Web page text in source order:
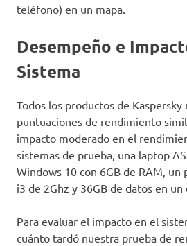
teléfono) en un mapa.
Desempeño e
Sistema
Todos los productos de
puntuaciones de rendimiento
impacto moderado en el
sistemas de prueba, una laptop
Windows 10 con 6GB de RAM, un
i3 de 2Ghz y 36GB de datos en
Para evaluar el impacto en el
cuánto tardó nuestra prueba de